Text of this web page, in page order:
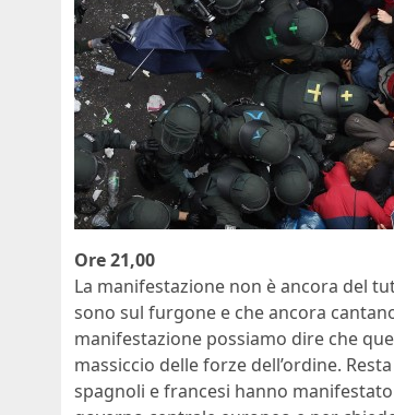
Ore 21,00
La manifestazione non è ancora del
sono sul furgone e che ancora
manifestazione possiamo dire che
massiccio delle forze dell’ordine.
spagnoli e francesi hanno